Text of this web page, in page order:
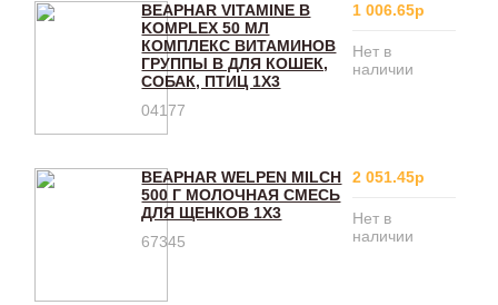
BEAPHAR VITAMINE B
KOMPLEX 50 МЛ
КОМПЛЕКС ВИТАМИНОВ
ГРУППЫ В ДЛЯ КОШЕК,
СОБАК, ПТИЦ 1Х3
04177
1 006.65р
Нет в
наличии
BEAPHAR WELPEN MILCH
500 Г МОЛОЧНАЯ СМЕСЬ
ДЛЯ ЩЕНКОВ 1Х3
67345
2 051.45р
Нет в
наличии